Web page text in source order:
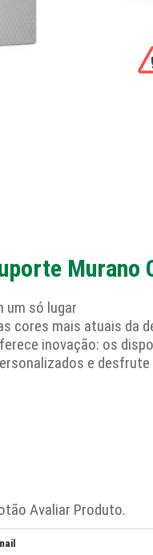
Murano
um só lugar
cores mais atuais da
inovação: os
e
Avaliar Produto.